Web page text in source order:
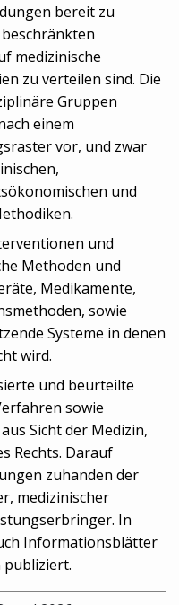
bereit zu
medizinische
zu verteilen sind. Die
Gruppen
einem
vor, und zwar
und
und
Methoden und
Medikamente,
sowie
Systeme in denen
wird.
und beurteilte
sowie
Sicht der Medizin,
Rechts. Darauf
zuhanden der
medizinischer
In
Informationsblätter